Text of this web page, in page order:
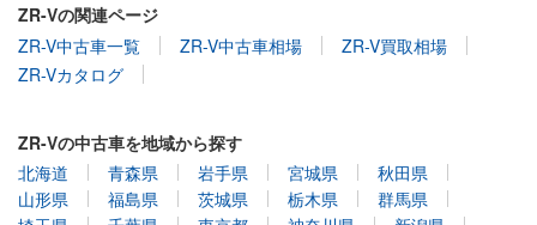
ZR-Vの関連ページ
ZR-V中古車一覧
ZR-V中古車相場
ZR-V買取相場
ZR-Vカタログ
ZR-Vの中古車を地域から探す
北海道
青森県 岩手県 宮城県
秋田県
山形県
福島県 茨城県 栃木県
群馬県